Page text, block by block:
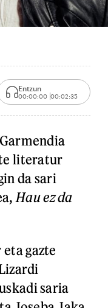
Entzun
00:00:00 00:02:35
literatur
da sari
Hau ez da
gazte
saria